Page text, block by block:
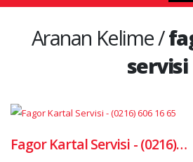
Aranan Kelime /
servisi
Fagor Kartal Servisi - (0216)…